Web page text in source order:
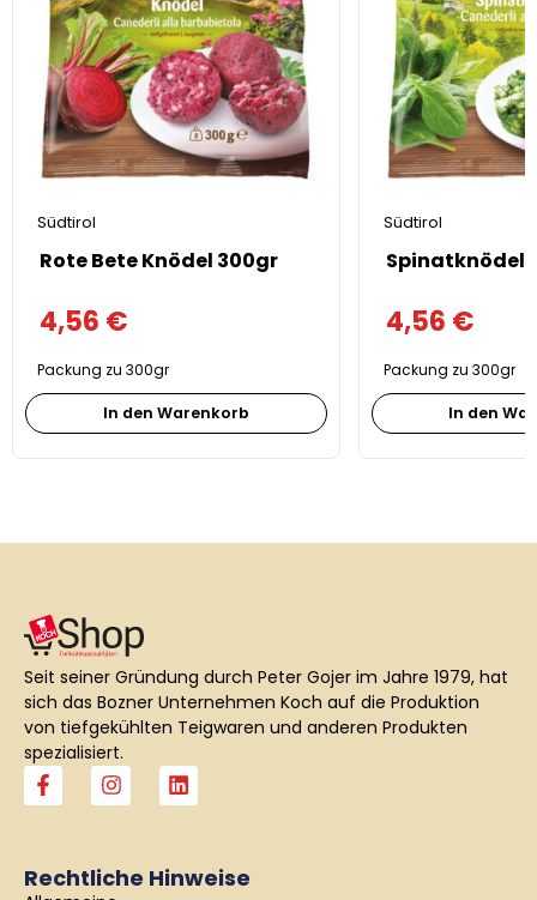
Südtirol
Rote Bete Knödel 300gr
4,56 €
Packung zu 300gr
In den Warenkorb
Südtirol
Spinatknödel
4,56 €
Packung zu 300gr
In den
Seit seiner Gründung durch Peter Gojer im Jahre 1979, hat
sich das Bozner Unternehmen Koch auf die Produktion
von tiefgekühlten Teigwaren und anderen Produkten
spezialisiert.
F
a
o
I
n
g
L
i
d
Rechtliche Hinweise